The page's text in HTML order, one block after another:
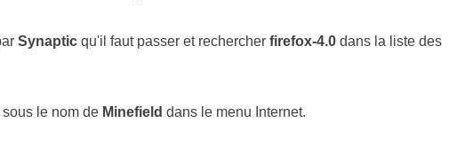
Synaptic qu'il faut passer et rechercher firefox-4.0 dans la liste des
le nom de Minefield dans le menu Internet.